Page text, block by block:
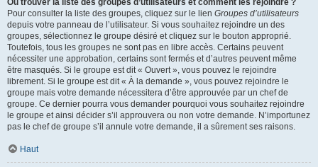
Où trouver la liste des groupes d’utilisateurs et comment les rejoindre ?
Pour consulter la liste des groupes, cliquez sur le lien Groupes d’utilisateurs
depuis votre panneau de l’utilisateur. Si vous souhaitez rejoindre un des
groupes, sélectionnez le groupe désiré et cliquez sur le bouton approprié.
Toutefois, tous les groupes ne sont pas en libre accès. Certains peuvent
nécessiter une approbation, certains sont fermés et d’autres peuvent même
être masqués. Si le groupe est dit « Ouvert », vous pouvez le rejoindre
librement. Si le groupe est dit « À la demande », vous pouvez rejoindre le
groupe mais votre demande nécessitera d’être approuvée par un chef de
groupe. Ce dernier pourra vous demander pourquoi vous souhaitez rejoindre
le groupe et ainsi décider s’il approuvera ou non votre demande. N’importunez
pas le chef de groupe s’il annule votre demande, il a sûrement ses raisons.
Haut